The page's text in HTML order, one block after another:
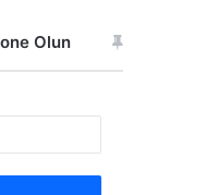
Olun